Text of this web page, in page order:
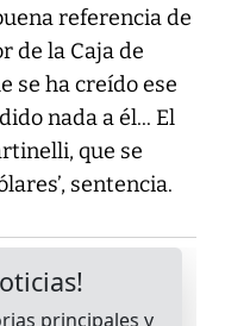
referencia de
de la Caja de
se ha creído ese
nada a él... El
que se
sentencia.